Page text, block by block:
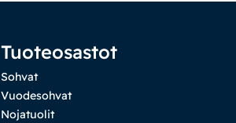
Tuoteosastot
Sohvat
Vuodesohvat
Nojatuolit